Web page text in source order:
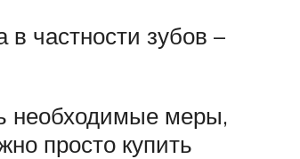
частности зубов –
необходимые меры,
просто купить